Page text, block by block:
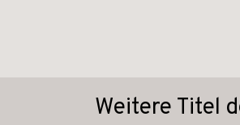
Weitere Titel